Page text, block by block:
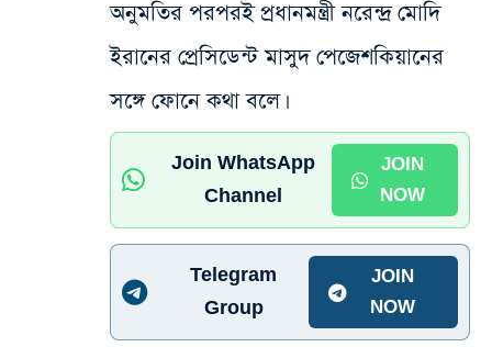
অনুমতির পরপরই প্রধানমন্ত্রী নরেন্দ্র মোদি
ইরানের প্রেসিডেন্ট মাসুদ পেজেশকিয়ানের
সঙ্গে ফোনে কথা বলে।
Join WhatsApp
Channel
JOIN
NOW
Telegram
Group
JOIN
NOW